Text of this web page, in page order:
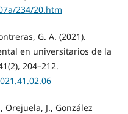
234/20.htm
G. A. (2021).
en universitarios de la
204–212.
Orejuela, J., González